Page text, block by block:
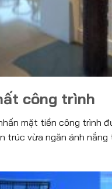
công trình
mặt tiền công trình
trúc vừa ngăn ánh